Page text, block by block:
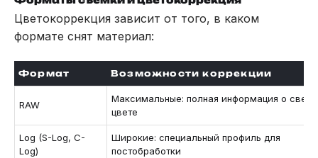
Цветокоррекция зависит от того, в каком
формате снят материал:
Формат Возможности коррекции
RAW
Максимальные: полная информация о
цвете
Log (S-Log, C-
Log)
Широкие: специальный профиль для
постобработки